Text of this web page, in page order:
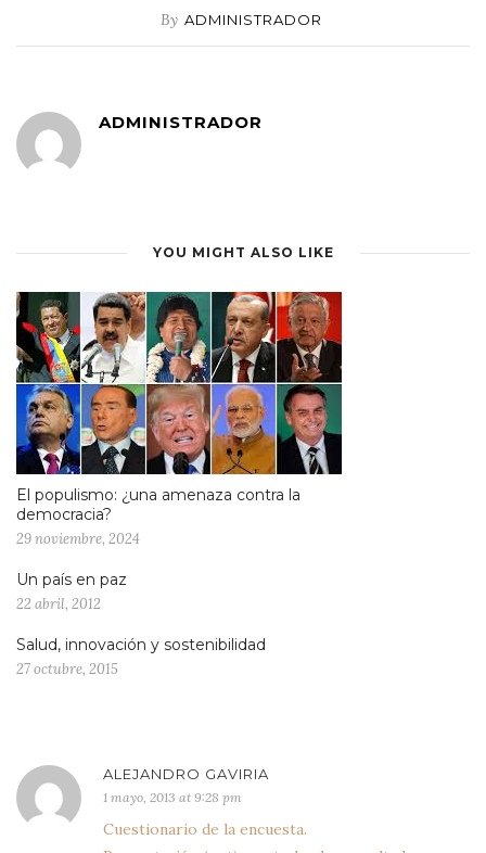
By ADMINISTRADOR
ADMINISTRADOR
YOU MIGHT ALSO LIKE
El populismo: ¿una amenaza contra la
democracia?
29 noviembre, 2024
Un país en paz
22 abril, 2012
Salud, innovación y sostenibilidad
27 octubre, 2015
ALEJANDRO GAVIRIA
1 mayo, 2013 at 9:28 pm
Cuestionario de la encuesta.